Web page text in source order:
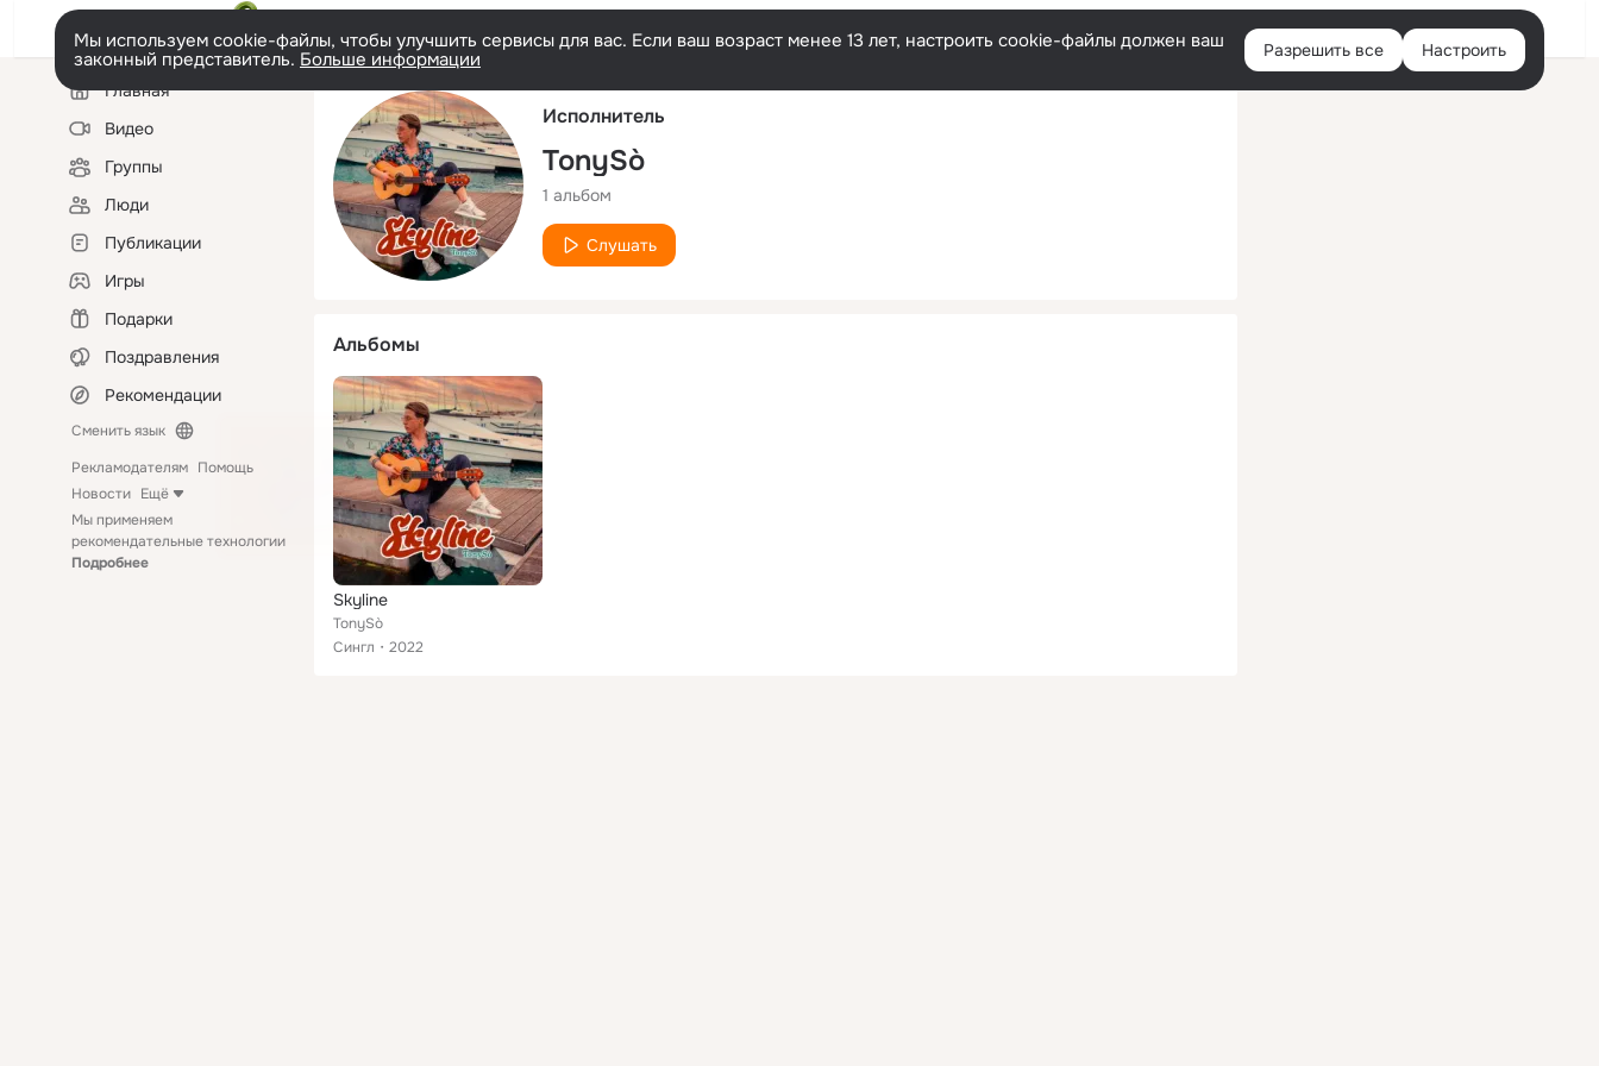
Русский Войти
Мы используем cookie-файлы, чтобы улучшить сервисы для вас. Если ваш возраст менее 13 лет, настроить cookie-файлы должен ваш
законный представитель. Больше информации Разрешить все Настроить
Левая
колонкаГлавная
Видео
Группы
Люди
Публикации
Игры
Подарки
Поздравления
Рекомендации
Сменить язык
Рекламодателям Помощь
Новости Ещё
Мы применяем
рекомендательные технологии
Подробнее
Исполнитель
TonySò
1 альбом
Слушать
Альбомы
Skyline
TonySò
Сингл
2022